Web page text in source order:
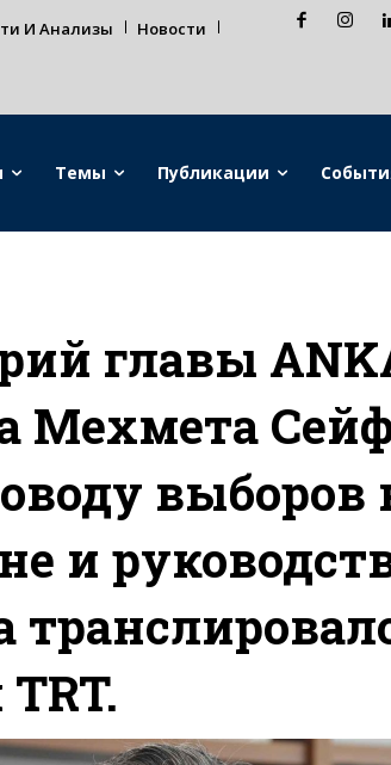
И Анализы Новости
Темы Публикации
главы
Мехмета
выборов
и